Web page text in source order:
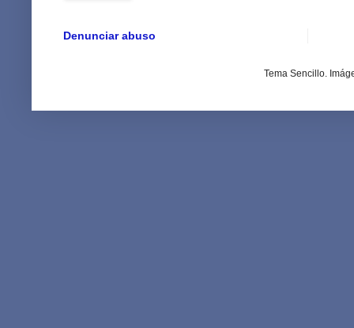
Denunciar abuso
Tema Sencillo.